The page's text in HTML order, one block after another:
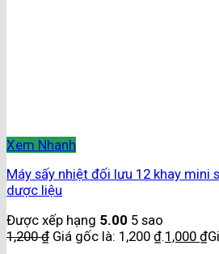
Xem Nhanh
Máy sấy nhiệt đối lưu 12 khay mini
dược liệu
Được xếp hạng 5.00 5 sao
1,200₫ Giá gốc là: 1,200 ₫.1,000 ₫